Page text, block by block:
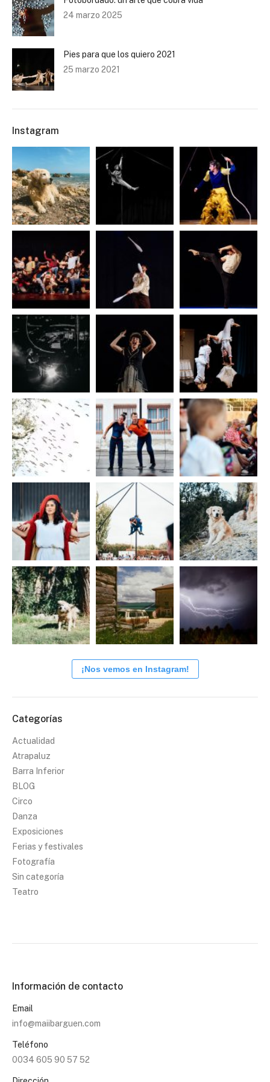
24 marzo 2025
Pies para que los quiero 2021
25 marzo 2021
Instagram
¡Nos vemos en Instagram!
Categorías
Actualidad
Atrapaluz
Barra Inferior
BLOG
Circo
Danza
Exposiciones
Ferias y festivales
Fotografía
Sin categoría
Teatro
Información de contacto
Email
info@maiibarguen.com
Teléfono
0034 605 90 57 52